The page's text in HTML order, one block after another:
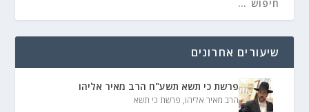
שיעורים אחרונים
פרשת כי תשא תשע"ח הרב מאיר אליהו
הרב מאיר אליהו, פרשת כי תשא